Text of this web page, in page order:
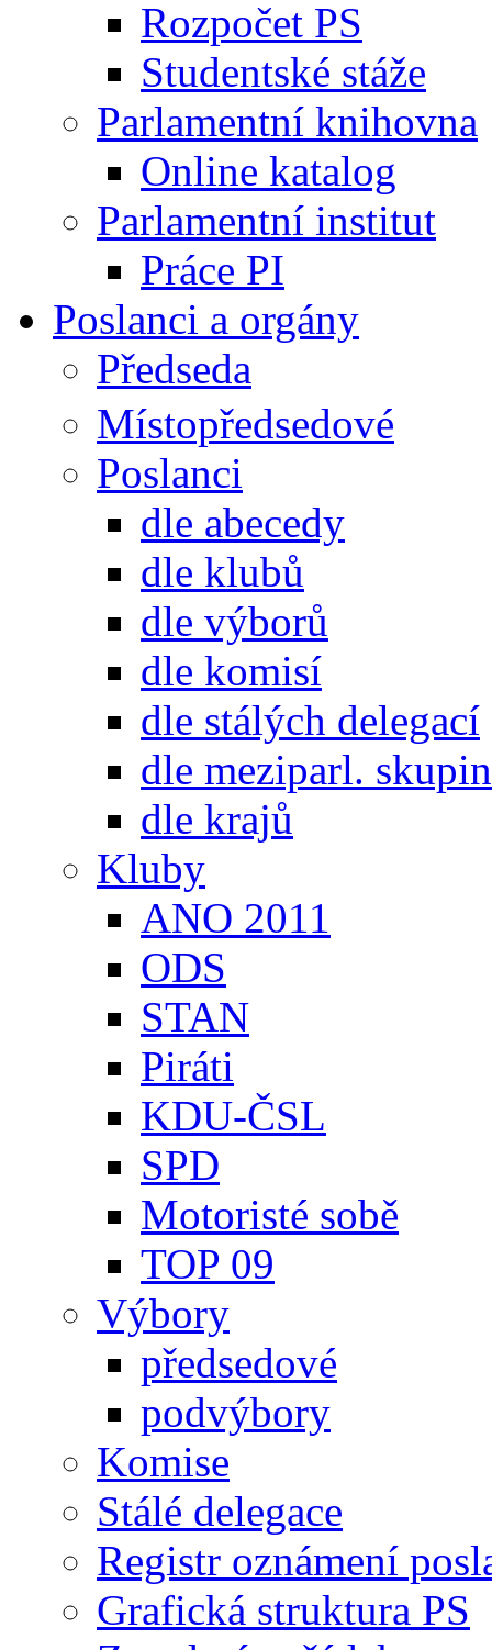
Rozpočet PS
Studentské stáže
Parlamentní knihovna
Online katalog
Parlamentní institut
Práce PI
Poslanci a orgány
Předseda
Místopředsedové
Poslanci
dle abecedy
dle klubů
dle výborů
dle komisí
dle stálých delegací
dle meziparl. skupin
dle krajů
Kluby
ANO 2011
ODS
STAN
Piráti
KDU-ČSL
SPD
Motoristé sobě
TOP 09
Výbory
předsedové
podvýbory
Komise
Stálé delegace
Registr oznámení
Grafická struktura PS